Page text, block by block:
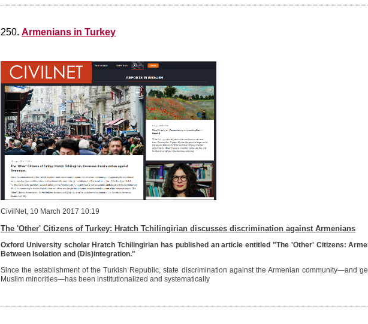
250. Armenians in Turkey
CivilNet, 10 March 2017 10:19
The 'Other' Citizens of Turkey: Hratch Tchilingirian discusses discrimination against Armenians
Oxford University scholar Hratch Tchilingirian has published an article entitled "The 'Other' Citizens:
Between Isolation and (Dis)integration."
Since the establishment of the Turkish Republic, state discrimination against the Armenian community—and
Muslim minorities—has been institutionalized and systematically